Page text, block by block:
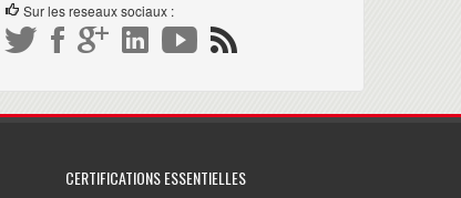
Sur les reseaux sociaux :
CERTIFICATIONS ESSENTIELLES